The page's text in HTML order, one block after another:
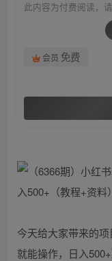
此内容为付费阅读，
会员 免费
今天给大家带来的
就能操作，日入